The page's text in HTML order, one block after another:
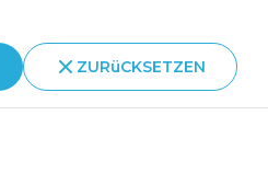
ZURüCKSETZEN